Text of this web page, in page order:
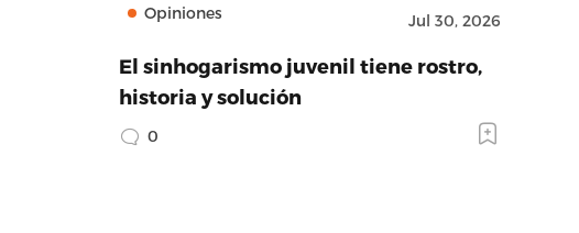
Opiniones Jul 30, 2026
El sinhogarismo juvenil tiene rostro,
historia y solución
0